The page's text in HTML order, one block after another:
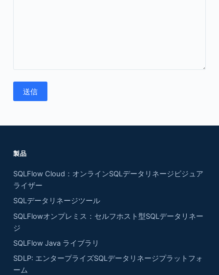
製品
SQLFlow Cloud：オンラインSQLデータリネージビジュア
ライザー
SQLデータリネージツール
SQLFlowオンプレミス：セルフホスト型SQLデータリネー
ジ
SQLFlow Java ライブラリ
SDLP: エンタープライズSQLデータリネージプラットフォ
ーム